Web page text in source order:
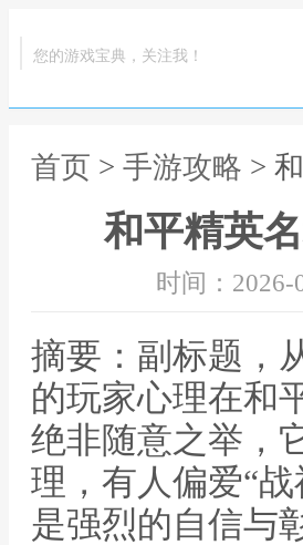
您的游戏宝典，关注我！
首页 > 手游攻略 >
和平精英
时间：2026-
摘要：副标题，
的玩家心理在和
绝非随意之举，
理，有人偏爱“
是强烈的自信与